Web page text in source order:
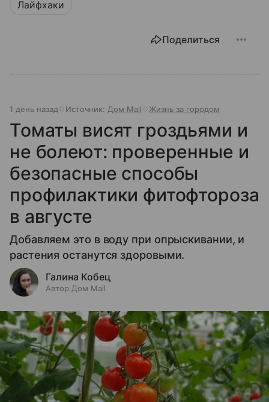
Лайфхаки
Поделиться
1 день назад Источник: Дом Mail Жизнь за городом
Томаты висят гроздьями и
не болеют: проверенные и
безопасные способы
профилактики фитофтороза
в августе
Добавляем это в воду при опрыскивании, и
растения останутся здоровыми.
Галина Кобец
Автор Дом Mail